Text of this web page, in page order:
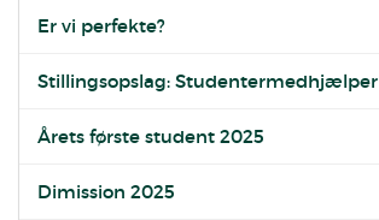
Er vi perfekte?
Stillingsopslag: Studentermedhjælper
Årets første student 2025
Dimission 2025